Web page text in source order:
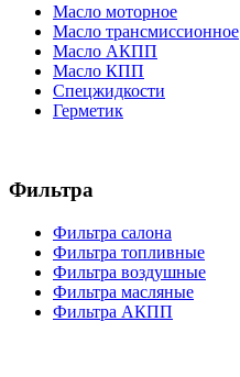
Масло моторное
Масло трансмиссионное
Масло АКПП
Масло КПП
Спецжидкости
Герметик
Фильтра
Фильтра салона
Фильтра топливные
Фильтра воздушные
Фильтра масляные
Фильтра АКПП